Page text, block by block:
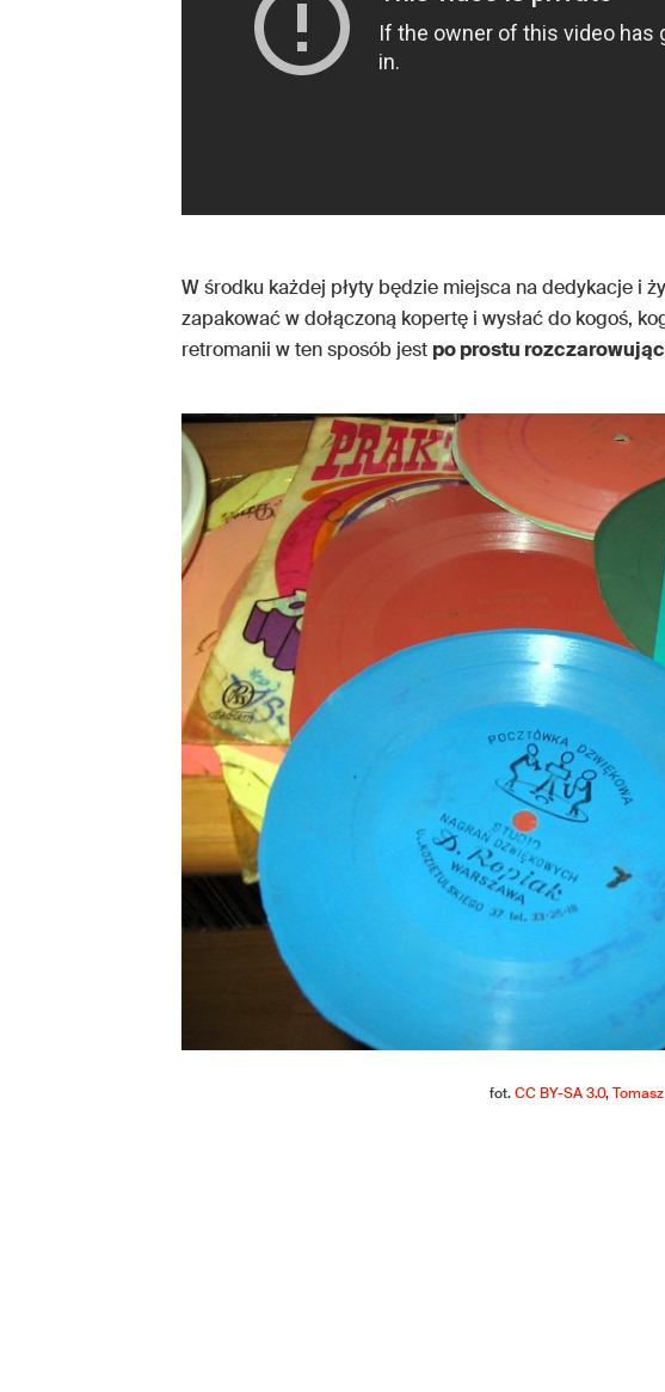
W środku każdej płyty będzie miejsca na dedykacje i
zapakować w dołączoną kopertę i wysłać do kogoś,
retromanii w ten sposób jest po prostu
fot.CC BY-SA 3.0,